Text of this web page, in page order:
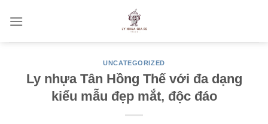
UNCATEGORIZED
Ly nhựa Tân Hồng Thế với đa dạng
kiểu mẫu đẹp mắt, độc đáo